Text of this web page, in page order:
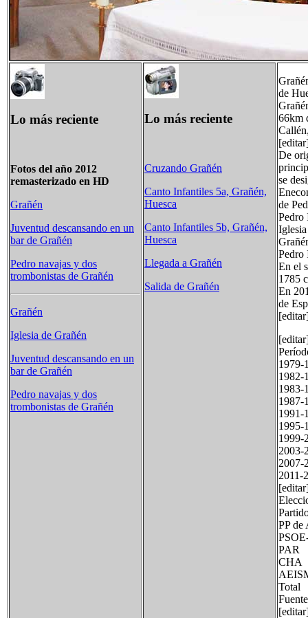
Lo más reciente
Fotos del año 2012
remasterizado en HD
Grañén
Juventud descansando en un
bar de Grañén
Pedro navajas y dos
trombonistas de Grañén
Grañén
Iglesia de Grañén
Juventud descansando en un
bar de Grañén
Pedro navajas y dos
trombonistas de Grañén
Lo más reciente
Cruzando Grañén
Canto Infantiles 5a, Grañén,
Huesca
Canto Infantiles 5b, Grañén,
Huesca
Llegada a Grañén
Salida de Grañén
de
66km
De
se
de
Pedro
Pedro
En el
1785
En
de
PP